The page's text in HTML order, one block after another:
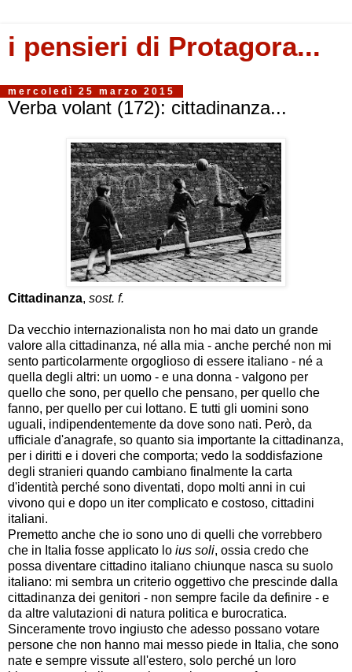
i pensieri di Protagora...
mercoledì 25 marzo 2015
Verba volant (172): cittadinanza...
Cittadinanza, sost. f.
Da vecchio internazionalista non ho mai dato un grande
valore alla cittadinanza, né alla mia - anche perché non mi
sento particolarmente orgoglioso di essere italiano - né a
quella degli altri: un uomo - e una donna - valgono per
quello che sono, per quello che pensano, per quello che
fanno, per quello per cui lottano. E tutti gli uomini sono
uguali, indipendentemente da dove sono nati. Però, da
ufficiale d'anagrafe, so quanto sia importante la cittadinanza,
per i diritti e i doveri che comporta; vedo la soddisfazione
degli stranieri quando cambiano finalmente la carta
d'identità perché sono diventati, dopo molti anni in cui
vivono qui e dopo un iter complicato e costoso, cittadini
italiani.
Premetto anche che io sono uno di quelli che vorrebbero
che in Italia fosse applicato lo ius soli, ossia credo che
possa diventare cittadino italiano chiunque nasca su suolo
italiano: mi sembra un criterio oggettivo che prescinde dalla
cittadinanza dei genitori - non sempre facile da definire - e
da altre valutazioni di natura politica e burocratica.
Sinceramente trovo ingiusto che adesso possano votare
persone che non hanno mai messo piede in Italia, che sono
nate e sempre vissute all'estero, solo perché un loro